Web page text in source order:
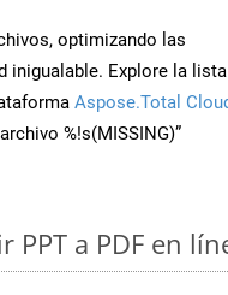
optimizando las
inigualable. Explore la lista
Aspose.Total
%!s(MISSING)”
PPT a PDF en